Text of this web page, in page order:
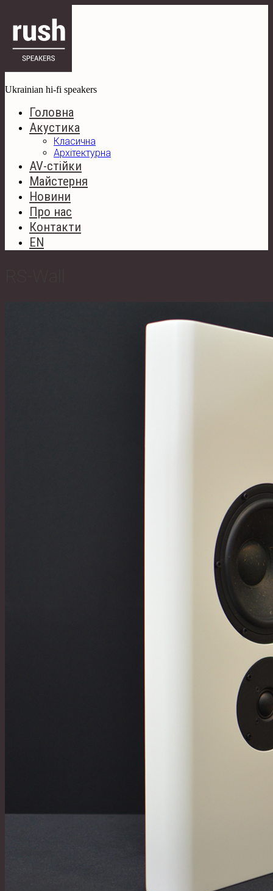
Ukrainian hi-fi speakers
Головна
Акустика
Класична
Архітектурна
AV-стійки
Майстерня
Новини
Про нас
Контакти
EN